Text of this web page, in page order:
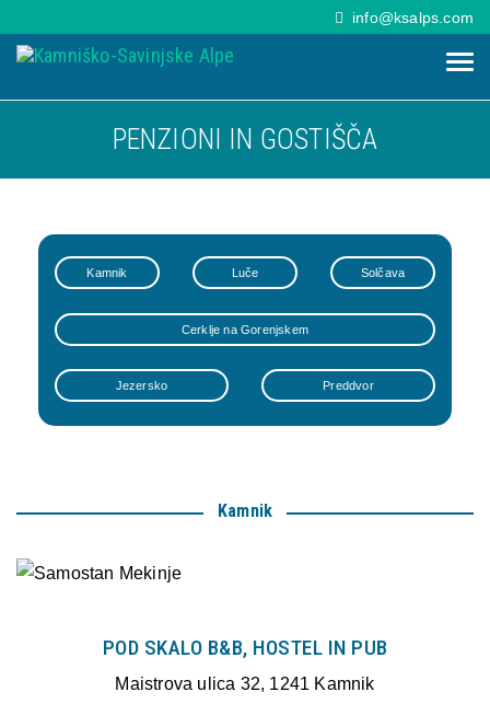
info@ksalps.com
PENZIONI IN GOSTIŠČA
Kamnik Luče Solčava
Cerklje na Gorenjskem
Jezersko Preddvor
Kamnik
POD SKALO B&B, HOSTEL IN PUB
Maistrova ulica 32, 1241 Kamnik